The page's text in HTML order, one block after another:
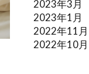
2023年3月
2023年1月
2022年11月
2022年10月